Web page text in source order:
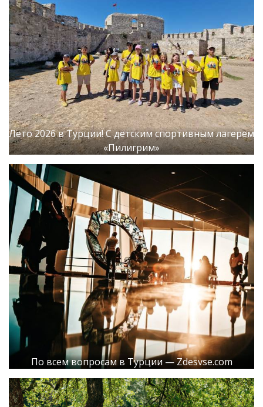
Лето 2026 в Турции! С детским спортивным лагерем
«Пилигрим»
По всем вопросам в Турции — Zdesvse.com